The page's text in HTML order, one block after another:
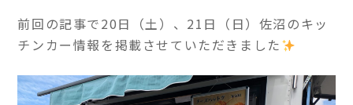
前回の記事で20日（土）、21日（日）佐沼のキッ
チンカー情報を掲載させていただきました